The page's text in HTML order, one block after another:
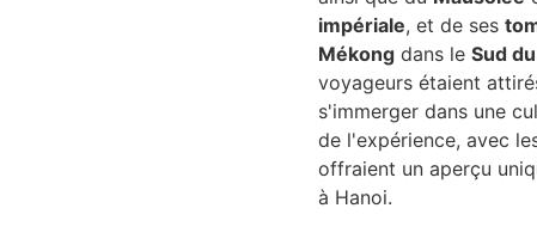
impériale, et de ses
Mékong dans le Sud
voyageurs étaient
s'immerger dans une
de l'expérience, avec
offraient un aperçu
à Hanoi.